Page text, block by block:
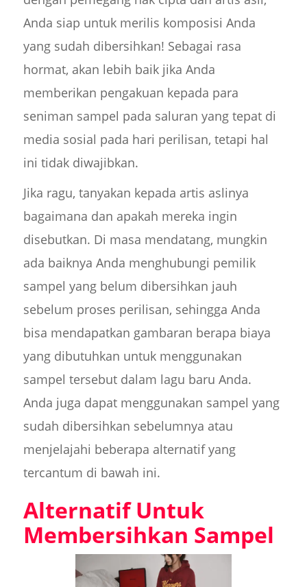
Anda siap untuk merilis komposisi Anda
yang sudah dibersihkan! Sebagai rasa
hormat, akan lebih baik jika Anda
memberikan pengakuan kepada para
seniman sampel pada saluran yang tepat di
media sosial pada hari perilisan, tetapi hal
ini tidak diwajibkan.
Jika ragu, tanyakan kepada artis aslinya
bagaimana dan apakah mereka ingin
disebutkan. Di masa mendatang, mungkin
ada baiknya Anda menghubungi pemilik
sampel yang belum dibersihkan jauh
sebelum proses perilisan, sehingga Anda
bisa mendapatkan gambaran berapa biaya
yang dibutuhkan untuk menggunakan
sampel tersebut dalam lagu baru Anda.
Anda juga dapat menggunakan sampel yang
sudah dibersihkan sebelumnya atau
menjelajahi beberapa alternatif yang
tercantum di bawah ini.
Alternatif Untuk
Membersihkan Sampel